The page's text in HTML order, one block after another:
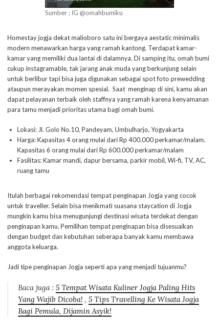
Sumber : IG @omahbumiku
Homestay jogja dekat malioboro satu ini bergaya aestatic minimalis
modern menawarkan harga yang ramah kantong. Terdapat kamar-
kamar yang memiliki dua lantai di dalamnya. Di samping itu, omah bumi
cukup instagramable, tak jarang anak muda yang berkunjung selain
untuk berlibur tapi bisa juga digunakan sebagai spot foto prewedding
ataupun merayakan momen spesial. Saat menginap di sini, kamu akan
dapat pelayanan terbaik oleh staffnya yang ramah karena kenyamanan
para tamu menjadi prioritas utama bagi omah bumi.
Lokasi: Jl. Golo No.10, Pandeyam, Umbulharjo, Yogyakarta
Harga: Kapasitas 4 orang mulai dari Rp 400.000 perkamar/malam.
Kapasitas 6 orang mulai dari Rp 600.000 perkamar/malam
Fasilitas: Kamar mandi, dapur bersama, parkir mobil, Wi-fi, TV, AC,
ruang tamu
Itulah berbagai rekomendasi tempat penginapan Jogja yang cocok
untuk traveller. Selain bisa menikmati suasana staycation di Jogja
mungkin kamu bisa menugunjungi destinasi wisata terdekat dengan
penginapan kamu. Pemilihan tempat penginapan bisa disesuaikan
dengan budget dan kebutuhan seberapa banyak kamu membawa
anggota keluarga.
Jadi tipe penginapan Jogja seperti apa yang menjadi tujuanmu?
Baca juga : 5 Tempat Wisata Kuliner Jogja Paling Hits
Yang Wajib Dicoba! , 5 Tips Travelling Ke Wisata Jogja
Bagi Pemula, Dijamin Asyik!